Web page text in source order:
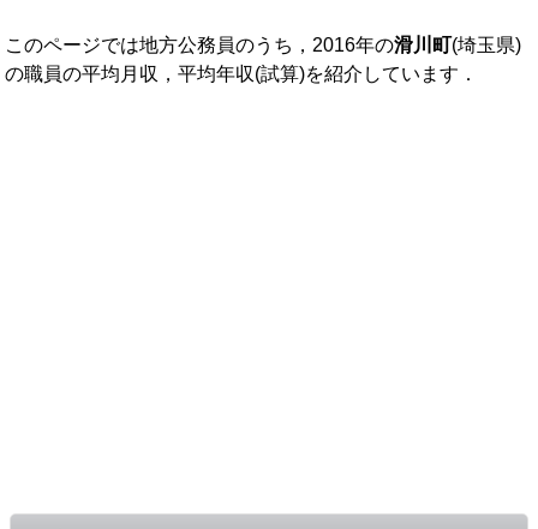
このページでは地方公務員のうち，2016年の滑川町(埼玉県)
の職員の平均月収，平均年収(試算)を紹介しています．